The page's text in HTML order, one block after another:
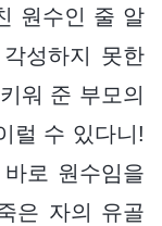
원수인 줄 알
성하지 못한
워 준 부모의
럴 수 있다니!
바로 원수임을
은 자의 유골